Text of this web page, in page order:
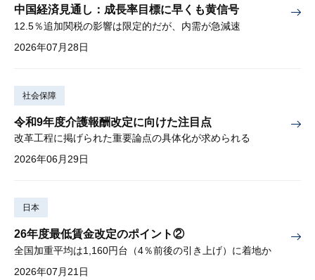
中国経済見通し：成長率目標に早くも黄信号
12.5％追加関税の影響は限定的だが、内需が急減速
2026年07月28日
社会保障
令和9年度介護報酬改定に向けた注目点
改革工程に掲げられた重要論点の具体化が求められる
2026年06月29日
日本
26年度最低賃金改定のポイント②
全国加重平均は1,160円台（4％前後の引き上げ）に着地か
2026年07月21日